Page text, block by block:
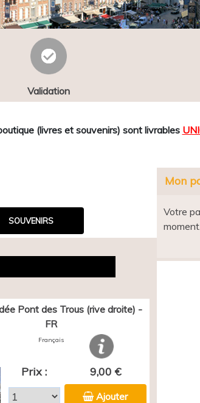
Validation
(livres et souvenirs) sont livrables
SOUVENIRS
Pont des Trous (rive droite) -
FR
Français
Prix : 9,00 €
Ajouter
Mon
Votre
moment.